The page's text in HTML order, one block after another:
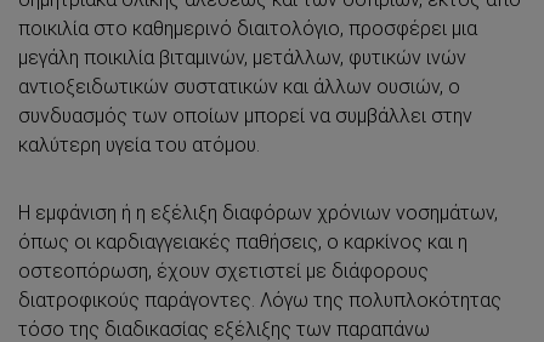
ποικιλία στο καθημερινό διαιτολόγιο, προσφέρει μια
μεγάλη ποικιλία βιταμινών, μετάλλων, φυτικών ινών
αντιοξειδωτικών συστατικών και άλλων ουσιών, ο
συνδυασμός των οποίων μπορεί να συμβάλλει στην
καλύτερη υγεία του ατόμου.
Η εμφάνιση ή η εξέλιξη διαφόρων χρόνιων νοσημάτων,
όπως οι καρδιαγγειακές παθήσεις, ο καρκίνος και η
οστεοπόρωση, έχουν σχετιστεί με διάφορους
διατροφικούς παράγοντες. Λόγω της πολυπλοκότητας
τόσο της διαδικασίας εξέλιξης των παραπάνω